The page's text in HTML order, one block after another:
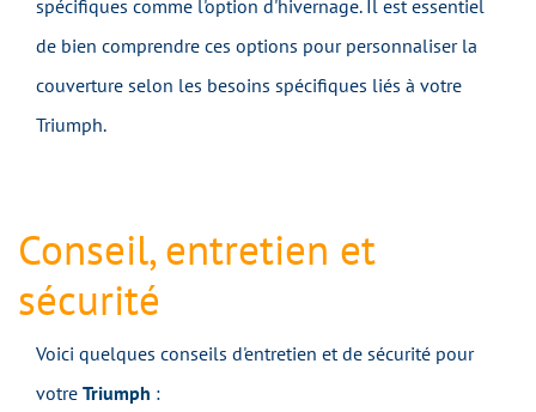
spécifiques comme l'option d'hivernage. Il est essentiel
de bien comprendre ces options pour personnaliser la
couverture selon les besoins spécifiques liés à votre
Triumph.
Conseil, entretien et
sécurité
Voici quelques conseils d'entretien et de sécurité pour
votre Triumph :